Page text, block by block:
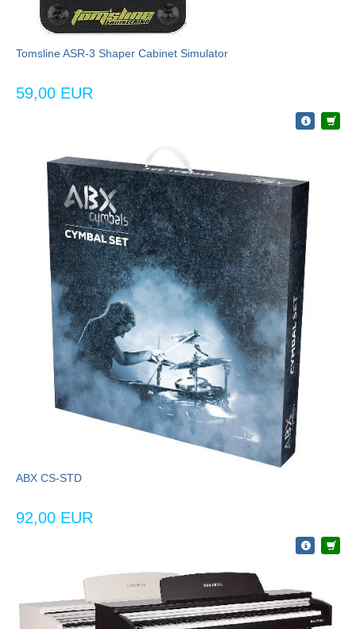
Tomsline ASR-3 Shaper Cabinet Simulator
59,00 EUR
ABX CS-STD
92,00 EUR